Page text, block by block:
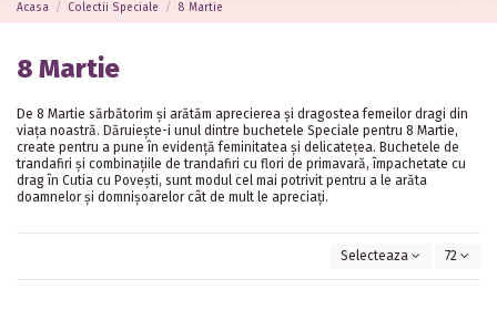
Acasa Colectii Speciale 8 Martie
8 Martie
De 8 Martie sărbătorim și arătăm aprecierea și dragostea femeilor dragi din
viața noastră. Dăruiește-i unul dintre buchetele Speciale pentru 8 Martie,
create pentru a pune în evidență feminitatea și delicatețea. Buchetele de
trandafiri și combinațiile de trandafiri cu flori de primavară, împachetate cu
drag în Cutia cu Povești, sunt modul cel mai potrivit pentru a le arăta
doamnelor și domnișoarelor cât de mult le apreciați.
Selecteaza 72